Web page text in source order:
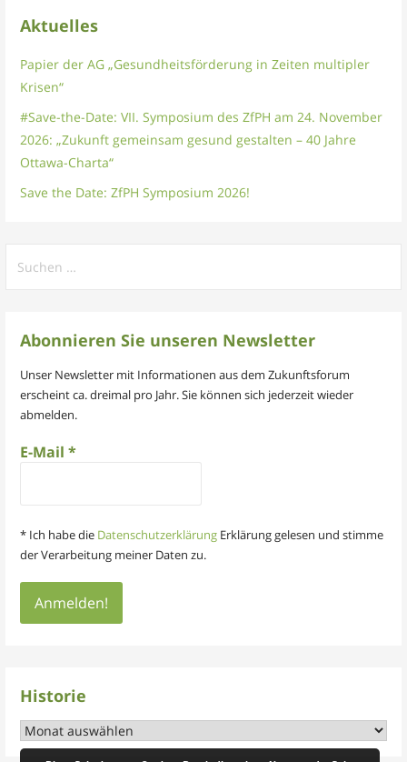
Aktuelles
Papier der AG „Gesundheitsförderung in Zeiten multipler
Krisen“
#Save-the-Date: VII. Symposium des ZfPH am 24. November
2026: „Zukunft gemeinsam gesund gestalten – 40 Jahre
Ottawa-Charta“
Save the Date: ZfPH Symposium 2026!
nach:
Abonnieren Sie unseren Newsletter
Unser Newsletter mit Informationen aus dem Zukunftsforum
erscheint ca. dreimal pro Jahr. Sie können sich jederzeit wieder
abmelden.
E-Mail*
* Ich habe die Datenschutzerklärung Erklärung gelesen und stimme
der Verarbeitung meiner Daten zu.
Historie
Historie